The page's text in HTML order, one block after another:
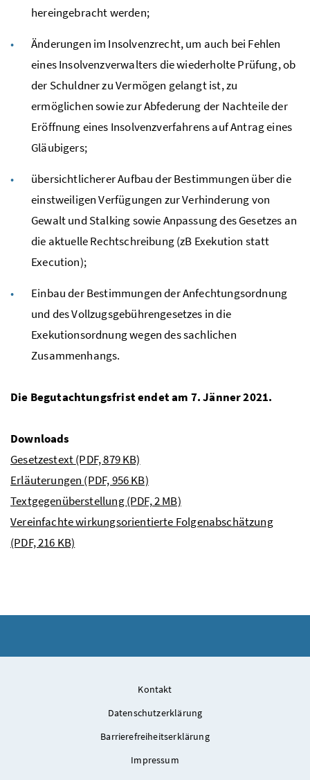
hereingebracht werden;
Änderungen im Insolvenzrecht, um auch bei Fehlen
eines Insolvenzverwalters die wiederholte Prüfung, ob
der Schuldner zu Vermögen gelangt ist, zu
ermöglichen sowie zur Abfederung der Nachteile der
Eröffnung eines Insolvenzverfahrens auf Antrag eines
Gläubigers;
übersichtlicherer Aufbau der Bestimmungen über die
einstweiligen Verfügungen zur Verhinderung von
Gewalt und Stalking sowie Anpassung des Gesetzes an
die aktuelle Rechtschreibung (zB Exekution statt
Execution);
Einbau der Bestimmungen der Anfechtungsordnung
und des Vollzugsgebührengesetzes in die
Exekutionsordnung wegen des sachlichen
Zusammenhangs.
Die Begutachtungsfrist endet am 7. Jänner 2021.
Downloads
Gesetzestext(PDF, 879 KB)
Erläuterungen (PDF, 956 KB)
Textgegenüberstellung(PDF, 2 MB)
Vereinfachte wirkungsorientierte Folgenabschätzung
(PDF, 216 KB)
Kontakt
Datenschutzerklärung
Barrierefreiheitserklärung
Impressum